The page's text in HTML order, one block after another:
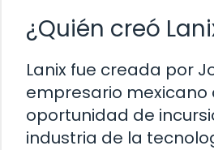
¿Quién creó
Lanix fue creada por
empresario mexicano
oportunidad de
industria de la